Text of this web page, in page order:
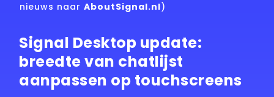
nieuws naarAboutSignal.nl)
Signal Desktop update:
breedte van chatlijst
aanpassen op touchscreens